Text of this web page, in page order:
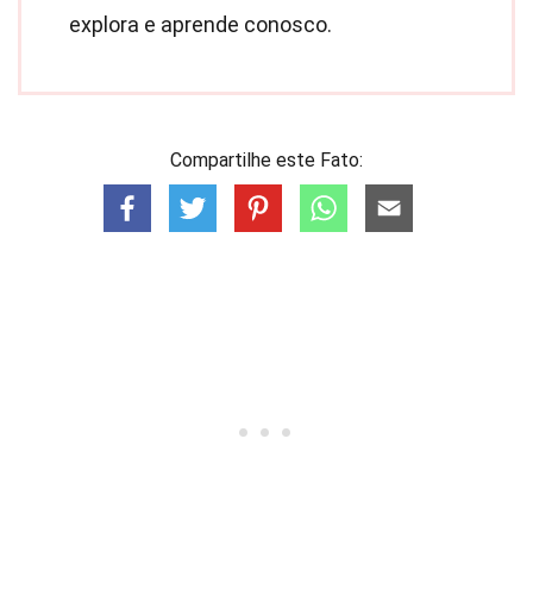
explora e aprende conosco.
Compartilhe este Fato: